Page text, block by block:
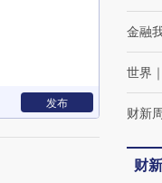
发布
金融
世界 ｜
财新
财